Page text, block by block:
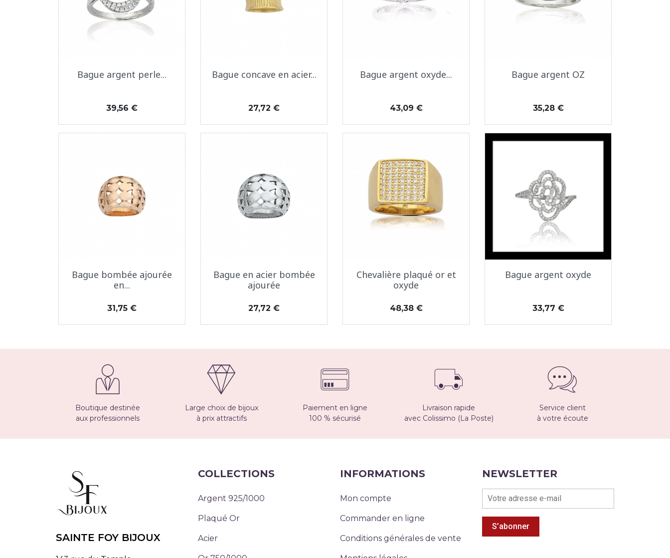
Aperçu rapide
Bague argent perle...
Prix
39,56 €
Bague concave en acier...
Prix
27,72 €
Aperçu rapide
Bague argent oxyde...
Prix
43,09 €
Aperçu rapide
Bague argent OZ
Prix
35,28 €
Aperçu rapide
Bague bombée ajourée
en...
Prix
31,75 €
Aperçu rapide
Bague en acier bombée
ajourée
Prix
27,72 €
 Aperçu rapide
Chevalière plaqué or et
oxyde
Prix
48,38 €
Aperçu rapide
Bague argent oxyde
Prix
33,77 €
Boutique destinée
aux professionnels
Large choix de bijoux
à prix attractifs
Paiement en ligne
100 % sécurisé
Livraison rapide
avec Colissimo (La Poste)
Service client
à votre écoute
SAINTE FOY BIJOUX
COLLECTIONS
Argent 925/1000
Plaqué Or
Acier
INFORMATIONS
Mon compte
Commander en ligne
Conditions générales de vente
NEWSLETTER
S’abonner